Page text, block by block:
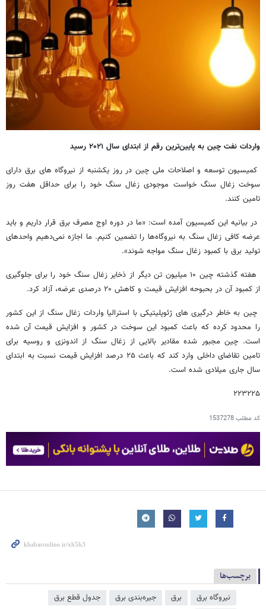
واردات نفت چین به پایین‌ترین رقم از ابتدای سال ۲۰۲۱ رسید
کمیسیون توسعه و اصلاحات ملی چین در روز یکشنبه از نیروگاه های برق دارای
سوخت زغال سنگ خواست موجودی زغال سنگ خود را برای حداقل هفت روز
تامین کنند.
در بیانیه این کمیسیون آمده است: «ما در دوره اوج مصرف برق قرار داریم و باید
عرضه کافی زغال سنگ به نیروگاه‌ها را تضمین کنیم. ما اجازه نمی‌دهیم واحدهای
تولید برق با کمبود زغال سنگ مواجه شوند».
هفته گذشته چین ۱۰ میلیون تن دیگر از ذخایر زغال سنگ خود را برای جلوگیری
از کمبود آن در بحبوحه افزایش قیمت و کاهش ۲۰ درصدی عرضه، آزاد کرد.
چین به خاطر درگیری های ژئوپلیتیکی با استرالیا واردات زغال سنگ از این کشور
را محدود کرده که باعث کمبود این سوخت در کشور و افزایش قیمت آن شده
است. چین مجبور شده مقادیر بالایی از زغال سنگ از اندونزی و روسیه برای
تامین تقاضای داخلی وارد کند که باعث ۲۵ درصد افزایش قیمت نسبت به ابتدای
سال جاری میلادی شده است.
۲۲۳۲۲۵
کد مطلب1537278
برچسب‌ها
نیروگاه برق برق جیره‌بندی برق جدول قطع برق